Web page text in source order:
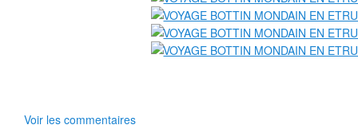
Voir les commentaires